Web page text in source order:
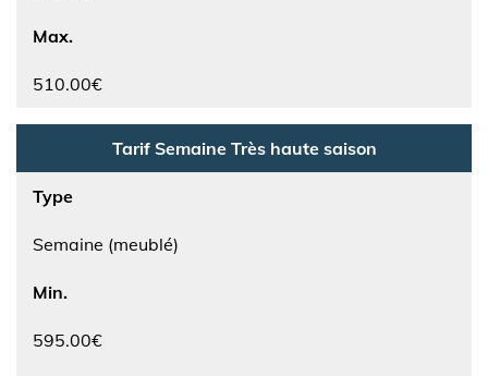
Max.
510.00€
Tarif Semaine Très haute saison
Type
Semaine (meublé)
Min.
595.00€